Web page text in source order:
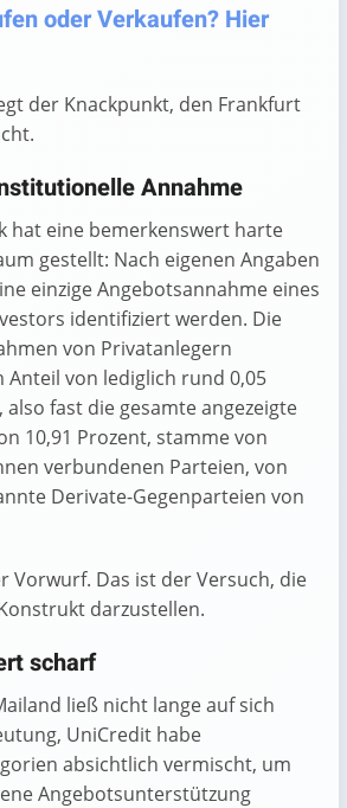
oder Verkaufen? Hier
der Knackpunkt, den Frankfurt
Annahme
hat eine bemerkenswert harte
gestellt: Nach eigenen Angaben
einzige Angebotsannahme eines
identifiziert werden. Die
von Privatanlegern
Anteil von lediglich rund 0,05
also fast die gesamte angezeigte
10,91 Prozent, stamme von
verbundenen Parteien, von
Derivate-Gegenparteien von
Vorwurf. Das ist der Versuch, die
darzustellen.
scharf
ließ nicht lange auf sich
UniCredit habe
absichtlich vermischt, um
Angebotsunterstützung